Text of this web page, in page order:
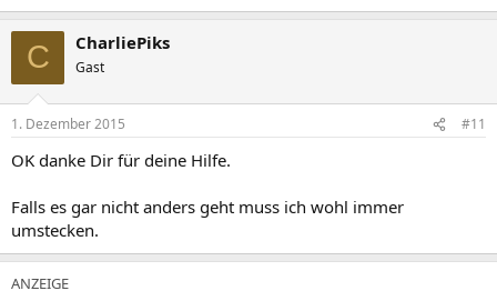
C CharliePiks
Gast
1. Dezember 2015 #11
OK danke Dir für deine Hilfe.
Falls es gar nicht anders geht muss ich wohl immer
umstecken.